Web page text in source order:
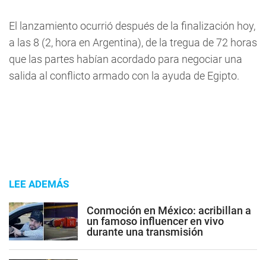
El lanzamiento ocurrió después de la finalización hoy,
a las 8 (2, hora en Argentina), de la tregua de 72 horas
que las partes habían acordado para negociar una
salida al conflicto armado con la ayuda de Egipto.
LEE ADEMÁS
Conmoción en México: acribillan a
un famoso influencer en vivo
durante una transmisión